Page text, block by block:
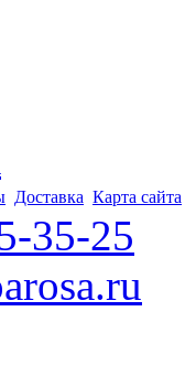
Доставка Карта сайта
35-25